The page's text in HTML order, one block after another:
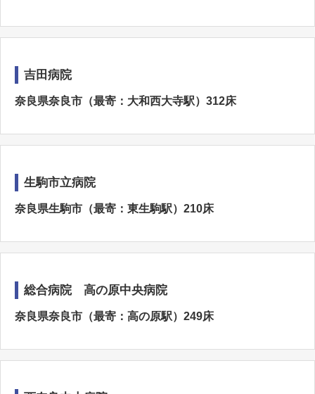
吉田病院
奈良県奈良市（最寄：大和西大寺駅）312床
生駒市立病院
奈良県生駒市（最寄：東生駒駅）210床
総合病院 高の原中央病院
奈良県奈良市（最寄：高の原駅）249床